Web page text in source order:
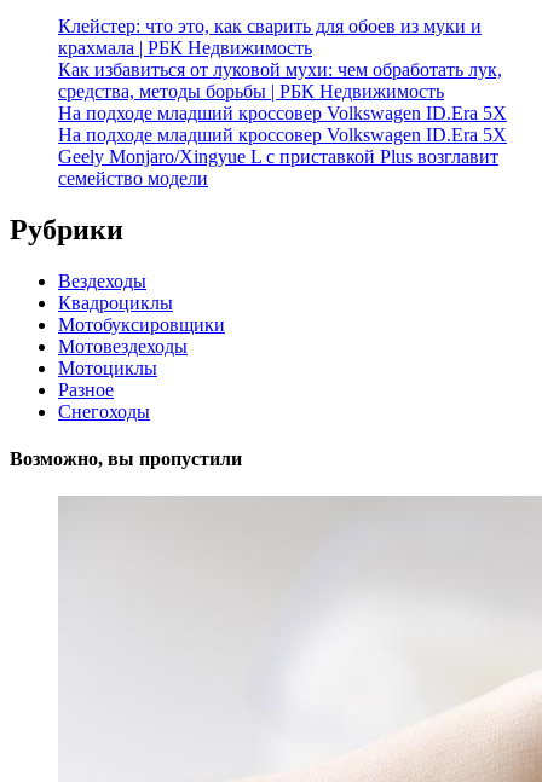
Клейстер: что это, как сварить для обоев из муки и
крахмала | РБК Недвижимость
Как избавиться от луковой мухи: чем обработать лук,
средства, методы борьбы | РБК Недвижимость
На подходе младший кроссовер Volkswagen ID.Era 5X
На подходе младший кроссовер Volkswagen ID.Era 5X
Geely Monjaro/Xingyue L с приставкой Plus возглавит
семейство модели
Рубрики
Вездеходы
Квадроциклы
Мотобуксировщики
Мотовездеходы
Мотоциклы
Разное
Снегоходы
Возможно, вы пропустили